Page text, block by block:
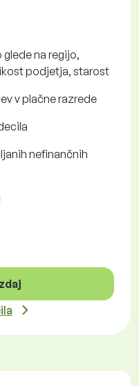
na regijo,
podjetja, starost
v plačne razrede
nefinančnih